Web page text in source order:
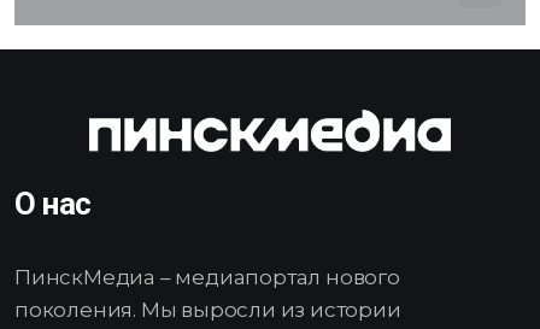
О нас
ПинскМедиа – медиапортал нового
поколения. Мы выросли из истории